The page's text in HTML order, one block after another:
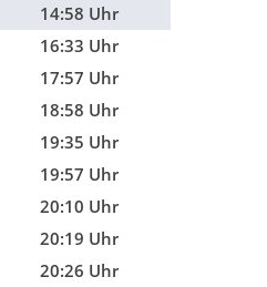
14:58 Uhr
16:33 Uhr
17:57 Uhr
18:58 Uhr
19:35 Uhr
19:57 Uhr
20:10 Uhr
20:19 Uhr
20:26 Uhr